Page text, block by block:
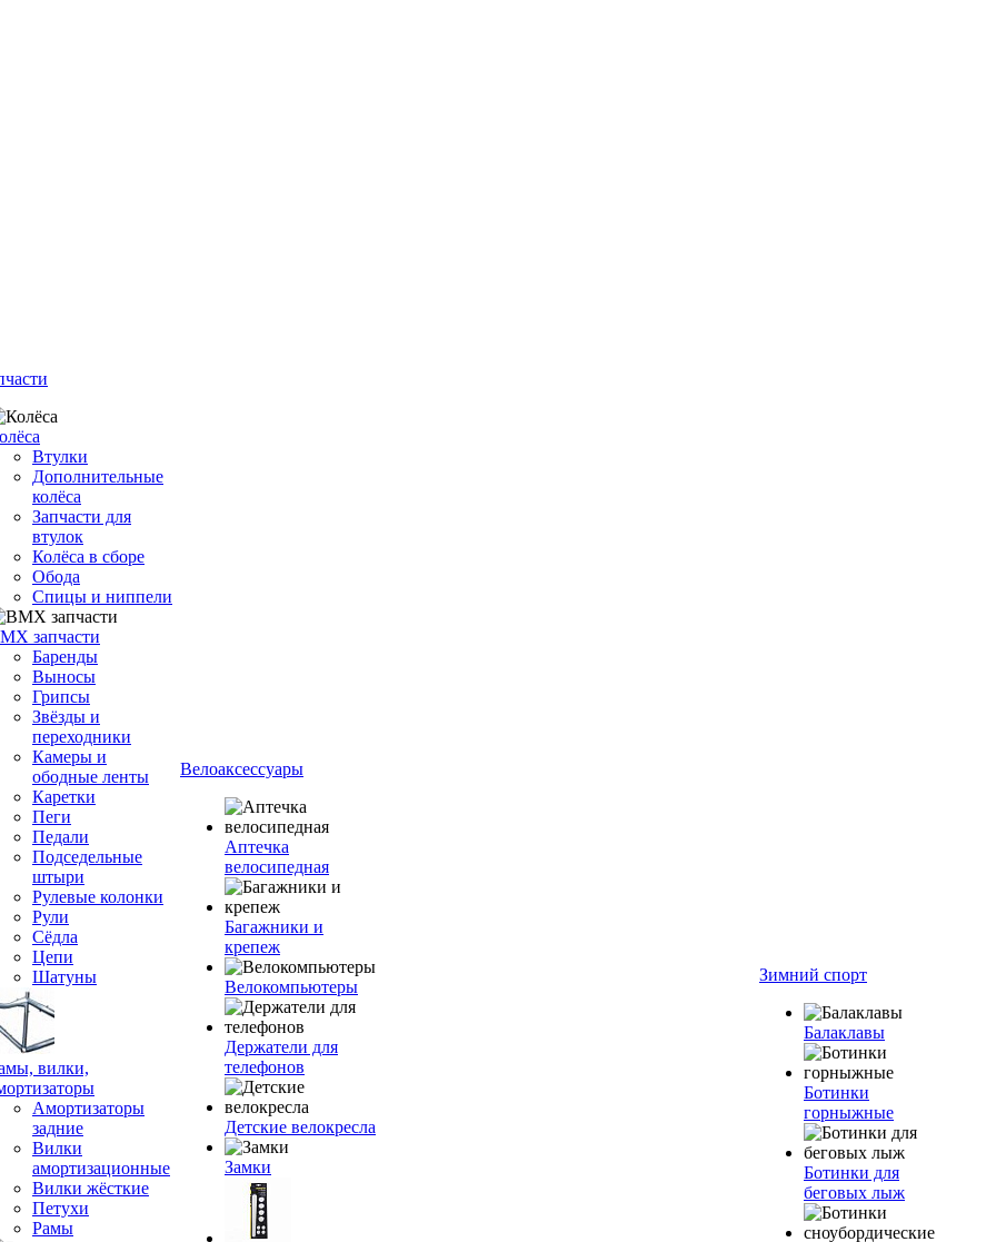
Втулки
Дополнительные
колёса
Запчасти для
втулок
Колёса в сборе
Обода
Спицы и ниппели
запчасти
Баренды
Выносы
Грипсы
Звёзды и
переходники
Камеры и
ободные ленты
Каретки
Пеги
Педали
Подседельные
штыри
Рулевые колонки
Рули
Сёдла
Цепи
Шатуны
вилки,
Амортизаторы
задние
Вилки
амортизационные
Вилки жёсткие
Петухи
Рамы
Велоаксессуары
Аптечка
велосипедная
Багажники и
крепеж
Велокомпьютеры
Держатели для
телефонов
Детские велокресла
Замки
Зимний спорт
Балаклавы
Ботинки
горныжные
Ботинки для
беговых лыж